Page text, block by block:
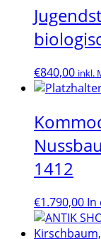
€840,00 inkl.
1412
€1.790,00 In